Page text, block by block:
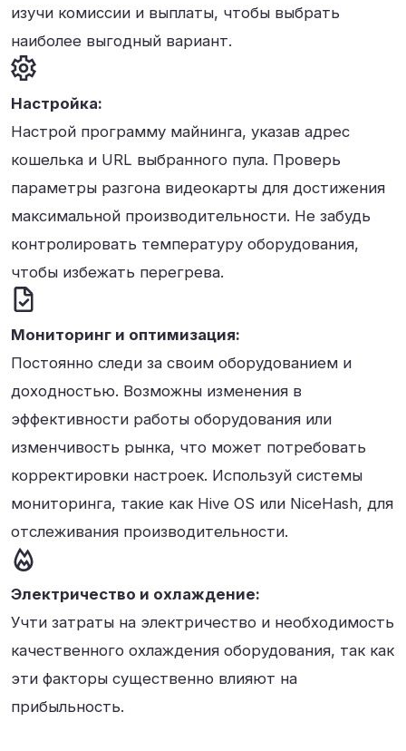
изучи комиссии и выплаты, чтобы выбрать
наиболее выгодный вариант.
Настройка:
Настрой программу майнинга, указав адрес
кошелька и URL выбранного пула. Проверь
параметры разгона видеокарты для достижения
максимальной производительности. Не забудь
контролировать температуру оборудования,
чтобы избежать перегрева.
Мониторинг и оптимизация:
Постоянно следи за своим оборудованием и
доходностью. Возможны изменения в
эффективности работы оборудования или
изменчивость рынка, что может потребовать
корректировки настроек. Используй системы
мониторинга, такие как Hive OS или NiceHash, для
отслеживания производительности.
Электричество и охлаждение:
Учти затраты на электричество и необходимость
качественного охлаждения оборудования, так как
эти факторы существенно влияют на
прибыльность.